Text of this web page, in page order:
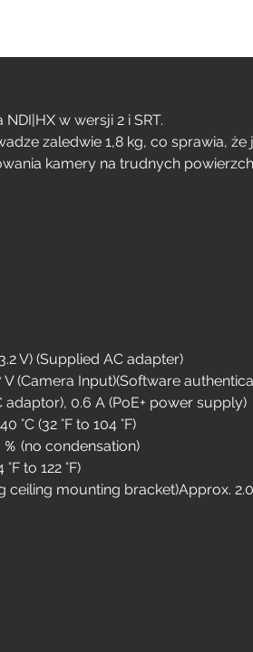
w wersji 2 i SRT.
zaledwie 1,8 kg, co sprawia, że
kamery na trudnych
V) (Supplied AC adapter)
V (Camera Input)(Software
0.6 A (PoE+ power supply)
(32 °F to 104 °F)
(no condensation)
to 122 °F)
ceiling mounting bracket)Approx.